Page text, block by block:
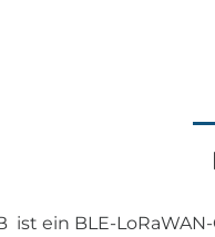
ist ein BLE-